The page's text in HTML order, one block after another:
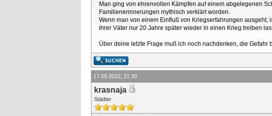
Man ging von ehrenvollen Kämpfen auf einem abgelegenen
Familienerinnerungen mythisch verklärt worden.
Wenn man von einem Einfluß von Kriegserfahrungen
ihrer Väter nur 20 Jahre später wieder in einen Krieg treiben
Über deine letzte Frage muß ich noch nachdenken, die
17.09.2012, 21:30
krasnaja
Städter